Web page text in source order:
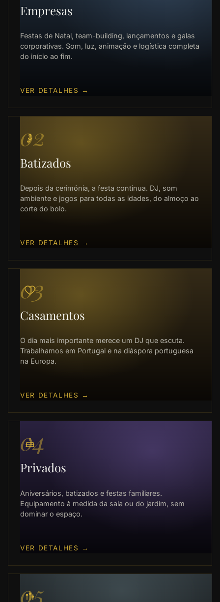
Empresas
Festas de Natal, team-building, lançamentos e galas
corporativas. Som, luz, animação e logística completa
do início ao fim.
VER DETALHES →
02
Batizados
Depois da cerimónia, a festa continua. DJ, som
ambiente e jogos para todas as idades, do almoço ao
corte do bolo.
VER DETALHES →
03
Casamentos
O dia mais importante merece um DJ que escuta.
Trabalhamos em Portugal e na diáspora portuguesa
na Europa.
VER DETALHES →
04
Privados
Aniversários, batizados e festas familiares.
Equipamento à medida da sala ou do jardim, sem
dominar o espaço.
VER DETALHES →
05